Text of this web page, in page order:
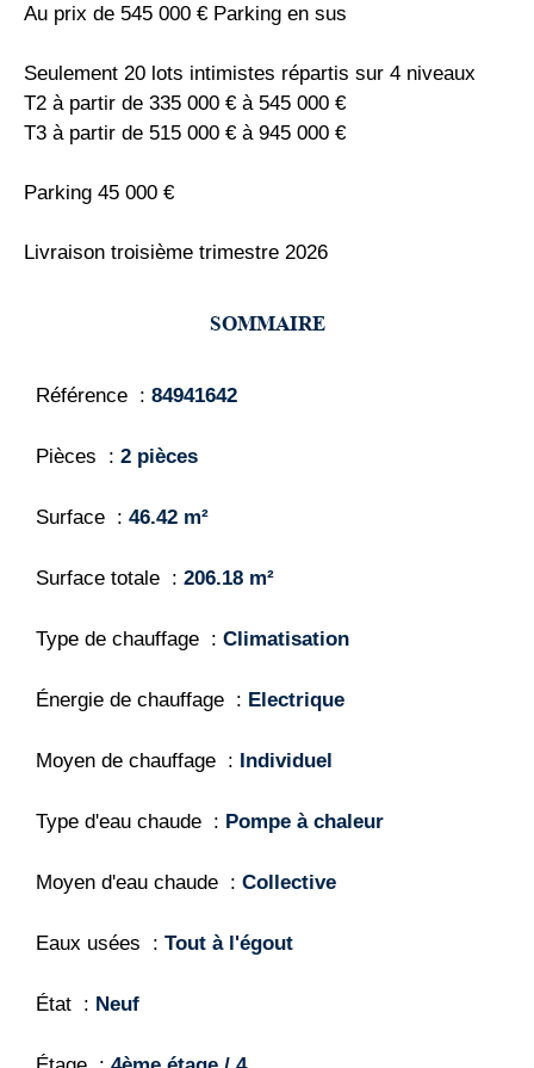
Au prix de 545 000 € Parking en sus
Seulement 20 lots intimistes répartis sur 4 niveaux
T2 à partir de 335 000 € à 545 000 €
T3 à partir de 515 000 € à 945 000 €
Parking 45 000 €
Livraison troisième trimestre 2026
SOMMAIRE
Référence 84941642
Pièces 2 pièces
Surface 46.42 m²
Surface totale 206.18 m²
Type de chauffage Climatisation
Énergie de chauffage Electrique
Moyen de chauffage Individuel
Type d'eau chaude Pompe à chaleur
Moyen d'eau chaude Collective
Eaux usées Tout à l'égout
État Neuf